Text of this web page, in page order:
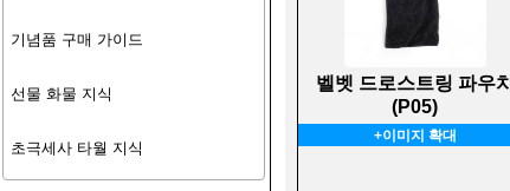
기념품 구매 가이드
선물 화물 지식
초극세사 타월 지식
벨벳 드로스트링 파우치
(P05)
+이미지 확대